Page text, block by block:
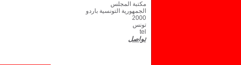
مكتبة المجلس
الجمهورية التونسية باردو
2000
تونس
tel
تواصل